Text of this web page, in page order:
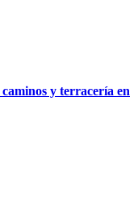
y terracería en